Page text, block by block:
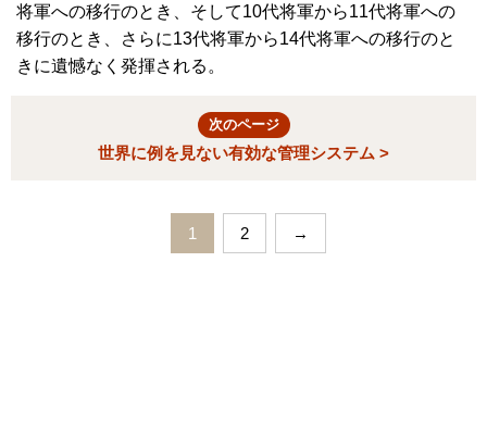
将軍への移行のとき、そして10代将軍から11代将軍への
移行のとき、さらに13代将軍から14代将軍への移行のと
きに遺憾なく発揮される。
次のページ
世界に例を見ない有効な管理システム >
1 2 →